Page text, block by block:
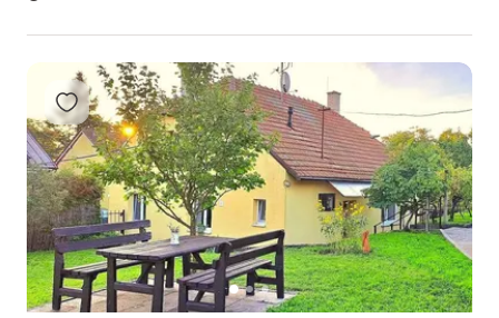
12 3
Přidat do oblíbených